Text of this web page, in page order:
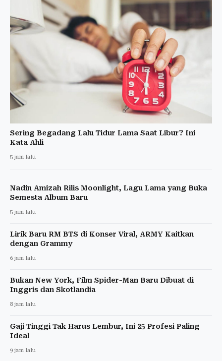
Sering Begadang Lalu Tidur Lama Saat Libur? Ini
Kata Ahli
5 jam lalu
Nadin Amizah Rilis Moonlight, Lagu Lama yang Buka
Semesta Album Baru
5 jam lalu
Lirik Baru RM BTS di Konser Viral, ARMY Kaitkan
dengan Grammy
6 jam lalu
Bukan New York, Film Spider-Man Baru Dibuat di
Inggris dan Skotlandia
8 jam lalu
Gaji Tinggi Tak Harus Lembur, Ini 25 Profesi Paling
Ideal
9 jam lalu